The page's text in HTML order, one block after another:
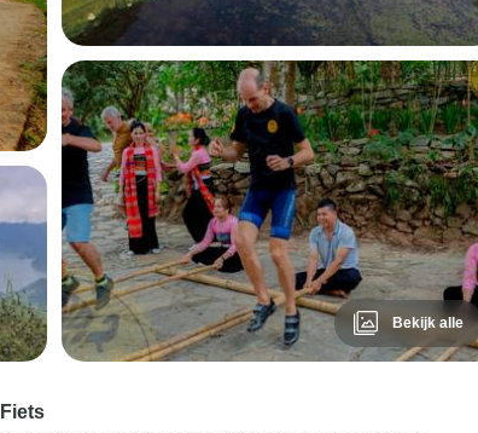
Bekijk alle
Fiets